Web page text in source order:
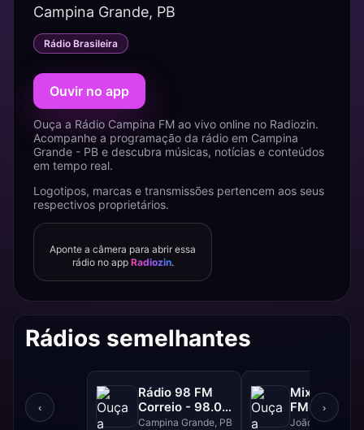
Campina Grande, PB
Rádio Brasileira
Ouvir no app
Ouça a Rádio Campina FM ao vivo online no Radiozin.
Acompanhe a programação da rádio em Campina
Grande - PB e descubra músicas, notícias e conteúdos
em tempo real.
Logotipos, marcas e transmissões pertencem aos seus
respectivos proprietários.
Aponte a câmera para abrir essa
rádio no app Radiozin.
Rádios semelhantes
‹
Rádio 98 FM
Correio - 98.0
FM
Campina Grande, PB
Mix FM -
FM
João Pessoa,
›